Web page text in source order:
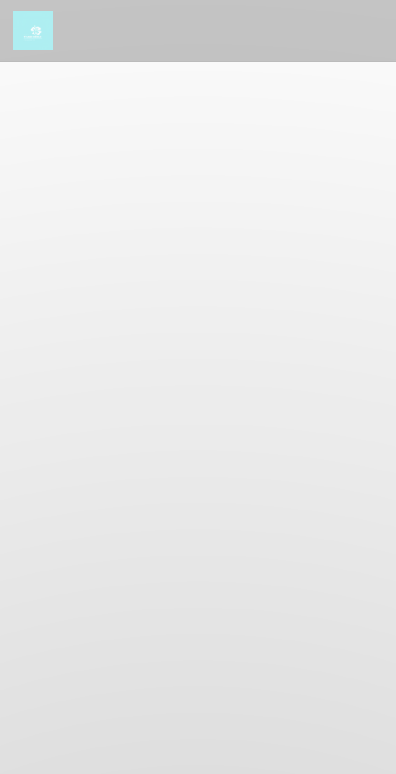
Painel de Gerenciamento de Cookies